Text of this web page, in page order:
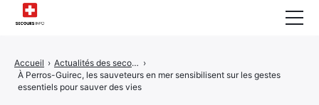
Accueil › Actualités des secours ›
À Perros-Guirec, les sauveteurs en mer sensibilisent sur les gestes
essentiels pour sauver des vies
Infos & Conseils